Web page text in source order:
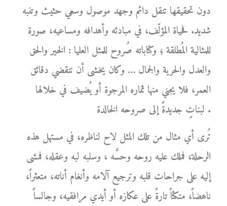
دون تحقيقها تنقل دائم وجهد موصول وسعي حثيث وتنبه
شديد. فحياة المؤلّف، في مبادئه وأهدافه ومساعيه، صورة
للمثالية المُطلقة ؛ وكتاباته صُروح للمثل العليا : الخير والحق
والعدل والحرية والجمال … وكان يخشى أن تنقضي دقائق
العمر، فلا يجني منها ثماره المرجوة أو يُضيف في خلالها
لبناتٍ جديدةً إلى صروحه الخالدة .
تُرى أي مثال من تلك المثل لاح لناظره، في مستهل هذه
الرحلة، فملك عليه روحه وحسَّه ، وسلبه لبه وعقله، فمشى
إليه على جراحات قلبه وترجيع آلامه وأنغام أناته، متعثراً،
ناهضاً، متكئاً تارةً على عكازه أو أيدي مرافقيه، وجالساً